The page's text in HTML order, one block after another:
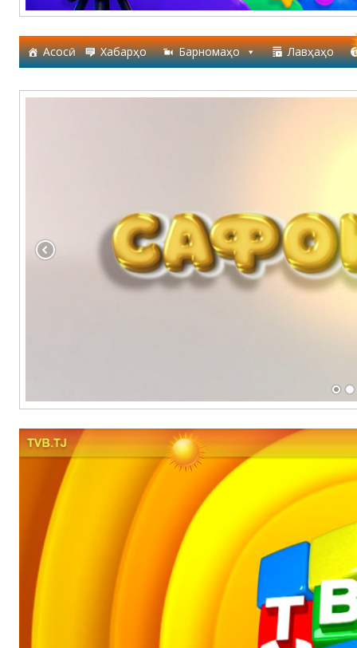
Асосӣ Хабарҳо Барномаҳо Лавҳаҳо